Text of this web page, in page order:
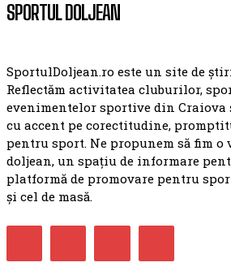
SPORTUL DOLJEAN
SportulDoljean.ro este un site de
Reflectăm activitatea cluburilor,
evenimentelor sportive din
cu accent pe corectitudine,
pentru sport. Ne propunem să fim o
doljean, un spațiu de informare
platformă de promovare pentru
și cel de masă.